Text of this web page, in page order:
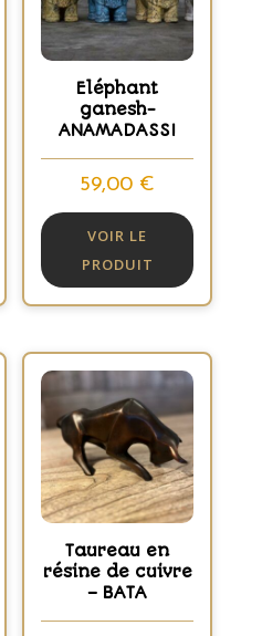
Eléphant
ganesh-
ANAMADASSI
59,00 €
VOIR LE
PRODUIT
Taureau en
résine de cuivre
– BATA